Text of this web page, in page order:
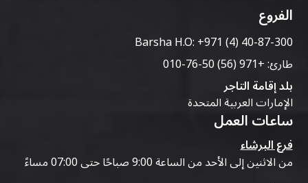
الفروع
Barsha H.O:+971 (4) 40-87-300
طارئ:+971 (56) 50-76-010
بلد إقامة التاجر
الإمارات العربية المتحدة
ساعات العمل
فرع البرشاء
من الاثنين إلى الأحد من الساعة 9:00 صباحًا حتى 07:00 مساءً